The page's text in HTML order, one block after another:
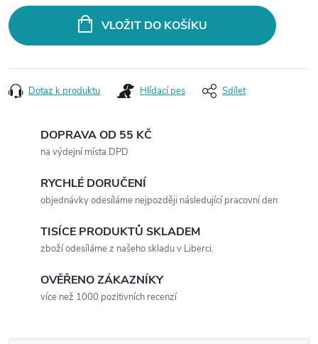
VLOŽIT DO KOŠÍKU
Dotaz k produktu Hlídací pes Sdílet
DOPRAVA OD 55 KČ
na výdejní místa DPD
RYCHLÉ DORUČENÍ
objednávky odesíláme nejpozději následující pracovní den
TISÍCE PRODUKTŮ SKLADEM
zboží odesíláme z našeho skladu v Liberci.
OVĚŘENO ZÁKAZNÍKY
více než 1000 pozitivních recenzí